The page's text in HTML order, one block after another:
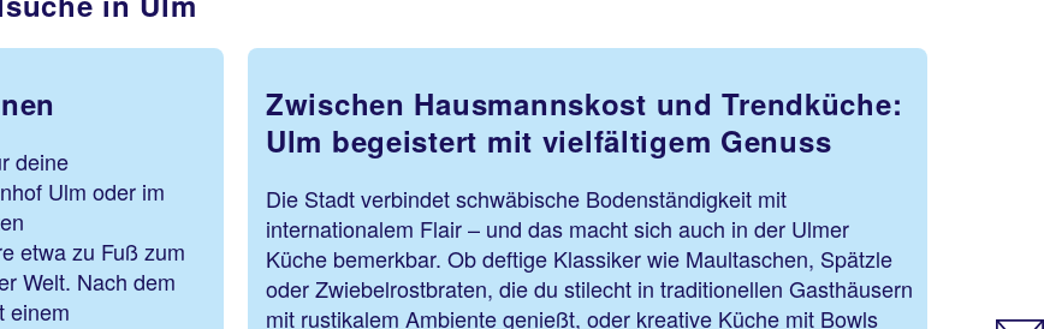
deine
Ulm oder im
etwa zu Fuß zum
Welt. Nach dem
einem
Zwischen Hausmannskost und Trendküche:
Ulm begeistert mit vielfältigem Genuss
Die Stadt verbindet schwäbische Bodenständigkeit mit
internationalem Flair – und das macht sich auch in der Ulmer
Küche bemerkbar. Ob deftige Klassiker wie Maultaschen, Spätzle
oder Zwiebelrostbraten, die du stilecht in traditionellen Gasthäusern
mit rustikalem Ambiente genießt, oder kreative Küche mit Bowls